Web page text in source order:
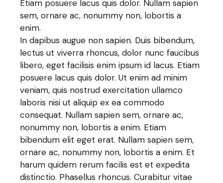
Etiam posuere lacus quis dolor. Nullam sapien
sem, ornare ac, nonummy non, lobortis a
enim.
In dapibus augue non sapien. Duis bibendum,
lectus ut viverra rhoncus, dolor nunc faucibus
libero, eget facilisis enim ipsum id lacus. Etiam
posuere lacus quis dolor. Ut enim ad minim
veniam, quis nostrud exercitation ullamco
laboris nisi ut aliquip ex ea commodo
consequat. Nullam sapien sem, ornare ac,
nonummy non, lobortis a enim. Etiam
bibendum elit eget erat. Nullam sapien sem,
ornare ac, nonummy non, lobortis a enim. Et
harum quidem rerum facilis est et expedita
distinctio. Phasellus rhoncus. Curabitur vitae